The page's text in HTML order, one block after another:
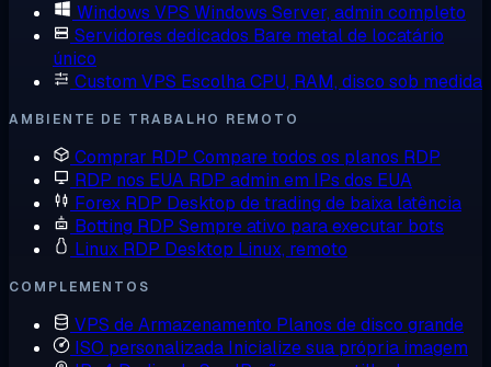
Windows VPS Windows Server, admin completo
Servidores dedicados Bare metal de locatário
único
Custom VPS Escolha CPU, RAM, disco sob medida
AMBIENTE DE TRABALHO REMOTO
Comprar RDP Compare todos os planos RDP
RDP nos EUA RDP admin em IPs dos EUA
Forex RDP Desktop de trading de baixa latência
Botting RDP Sempre ativo para executar bots
Linux RDP Desktop Linux, remoto
COMPLEMENTOS
VPS de Armazenamento Planos de disco grande
ISO personalizada Inicialize sua própria imagem